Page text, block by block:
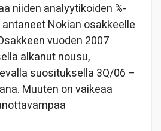
niiden analyytikoiden %-
Nokian osakkeelle
vuoden 2007
alkanut nousu,
suosituksella 3Q/06 –
Muuten on vaikeaa